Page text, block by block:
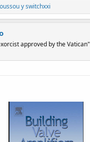
yswitchxxi
approved by the Vatican"